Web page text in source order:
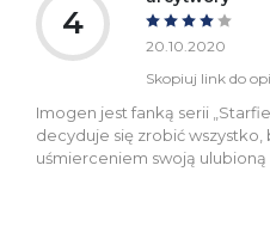
4
20.10.2020
Skopiuj link do
Imogen jest fanką serii
decyduje się zrobić
uśmierceniem swoją ulubioną